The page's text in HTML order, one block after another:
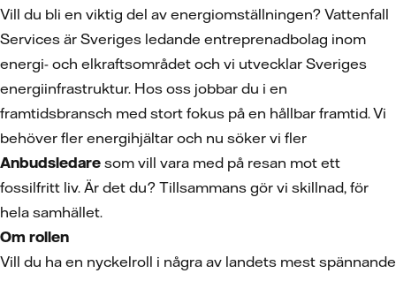
Vill du bli en viktig del av energiomställningen? Vattenfall
Services är Sveriges ledande entreprenadbolag inom
energi- och elkraftsområdet och vi utvecklar Sveriges
energiinfrastruktur. Hos oss jobbar du i en
framtidsbransch med stort fokus på en hållbar framtid. Vi
behöver fler energihjältar och nu söker vi fler
Anbudsledare som vill vara med på resan mot ett
fossilfritt liv. Är det du? Tillsammans gör vi skillnad, för
hela samhället.
Om rollen
Vill du ha en nyckelroll i några av landets mest spännande